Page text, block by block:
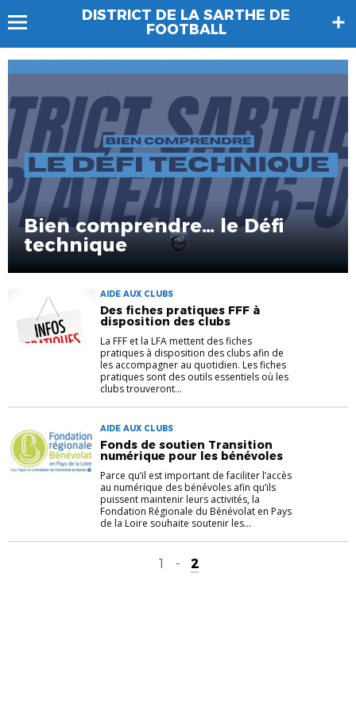
DISTRICT DE LA SARTHE DE
FOOTBALL
Bien comprendre… le Défi
technique
AIDE AUX CLUBS
Des fiches pratiques FFF à
disposition des clubs
La FFF et la LFA mettent des fiches
pratiques à disposition des clubs afin de
les accompagner au quotidien. Les fiches
pratiques sont des outils essentiels où les
clubs trouveront...
AIDE AUX CLUBS
Fonds de soutien Transition
numérique pour les bénévoles
Parce qu’il est important de faciliter l’accès
au numérique des bénévoles afin qu’ils
puissent maintenir leurs activités, la
Fondation Régionale du Bénévolat en Pays
de la Loire souhaite soutenir les...
1 - 2